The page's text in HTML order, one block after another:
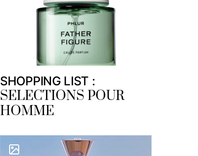
SHOPPING LIST :
SELECTIONS POUR
HOMME